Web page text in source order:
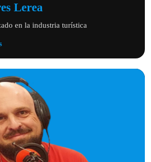
Lerea
en la industria turística